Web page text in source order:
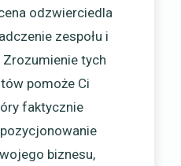
odzwierciedla
zespołu i
tych
pomoże Ci
faktycznie
biznesu,